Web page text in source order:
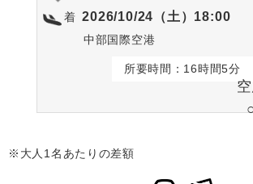
着 2026/10/24（土）18:00
中部国際空港
所要時間：16時間5分
※大人1名あたりの差額